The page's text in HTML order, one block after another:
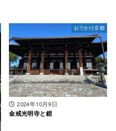
おでかけ京都
2024年10月9日
金戒光明寺と鎧